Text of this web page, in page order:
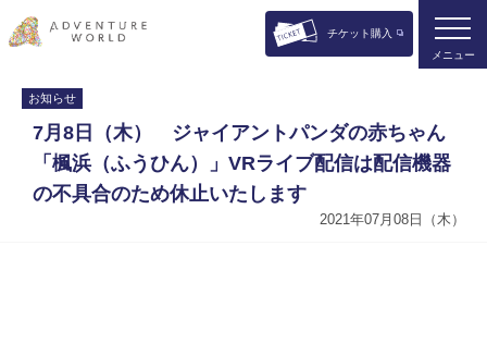
チケット購入
メニュー
お知らせ
7月8日（木） ジャイアントパンダの赤ちゃん
「楓浜（ふうひん）」VRライブ配信は配信機器
の不具合のため休止いたします
2021年07月08日（木）